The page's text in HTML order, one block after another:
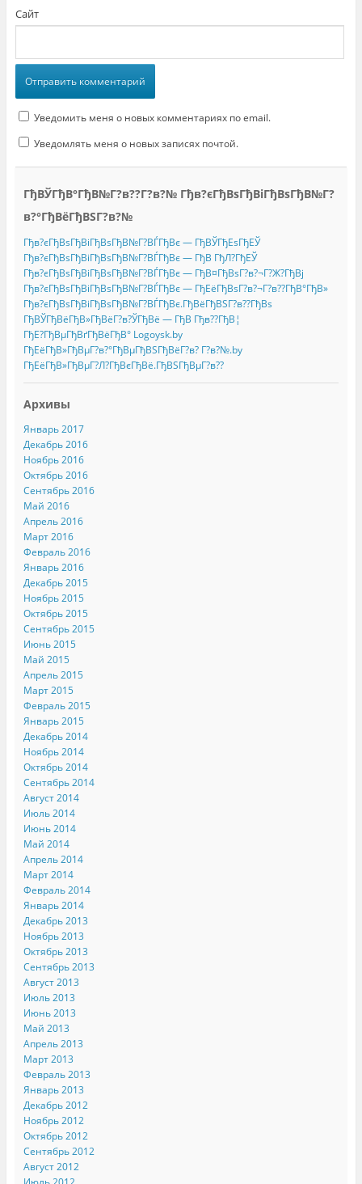
Сайт
Уведомить меня о новых комментариях по email.
Уведомлять меня о новых записях почтой.
ГђВЎГђВ°ГђВ№Г?в??Г?в?№ Гђв?єГђВѕГђВіГђВѕГђВ№Г?
в?°ГђВёГђВЅГ?в?№
Гђв?єГђВѕГђВіГђВѕГђВ№Г?ВЃГђВє — ГђВЎГђЕѕГђЕЎ
Гђв?єГђВѕГђВіГђВѕГђВ№Г?ВЃГђВє — ГђВ ГђЛ?ГђЕЎ
Гђв?єГђВѕГђВіГђВѕГђВ№Г?ВЃГђВє — ГђВ¤ГђВѕГ?в?¬Г?Ж?ГђВј
Гђв?єГђВѕГђВіГђВѕГђВ№Г?ВЃГђВє — ГђЕёГђВѕГ?в?¬Г?в??ГђВ°ГђВ»
Гђв?єГђВѕГђВіГђВѕГђВ№Г?ВЃГђВє.ГђВёГђВЅГ?в??ГђВѕ
ГђВЎГђВёГђВ»ГђВёГ?в?ЎГђВё — ГђВ Гђв??ГђВ¦
ГђЕ?ГђВµГђВґГђВёГђВ° Logoysk.by
ГђЕёГђВ»ГђВµГ?в?°ГђВµГђВЅГђВёГ?в? Г?в?№.by
ГђЕёГђВ»ГђВµГ?Л?ГђВєГђВё.ГђВЅГђВµГ?в??
Архивы
Январь 2017
Декабрь 2016
Ноябрь 2016
Октябрь 2016
Сентябрь 2016
Май 2016
Апрель 2016
Март 2016
Февраль 2016
Январь 2016
Декабрь 2015
Ноябрь 2015
Октябрь 2015
Сентябрь 2015
Июнь 2015
Май 2015
Апрель 2015
Март 2015
Февраль 2015
Январь 2015
Декабрь 2014
Ноябрь 2014
Октябрь 2014
Сентябрь 2014
Август 2014
Июль 2014
Июнь 2014
Май 2014
Апрель 2014
Март 2014
Февраль 2014
Январь 2014
Декабрь 2013
Ноябрь 2013
Октябрь 2013
Сентябрь 2013
Август 2013
Июль 2013
Июнь 2013
Май 2013
Апрель 2013
Март 2013
Февраль 2013
Январь 2013
Декабрь 2012
Ноябрь 2012
Октябрь 2012
Сентябрь 2012
Август 2012